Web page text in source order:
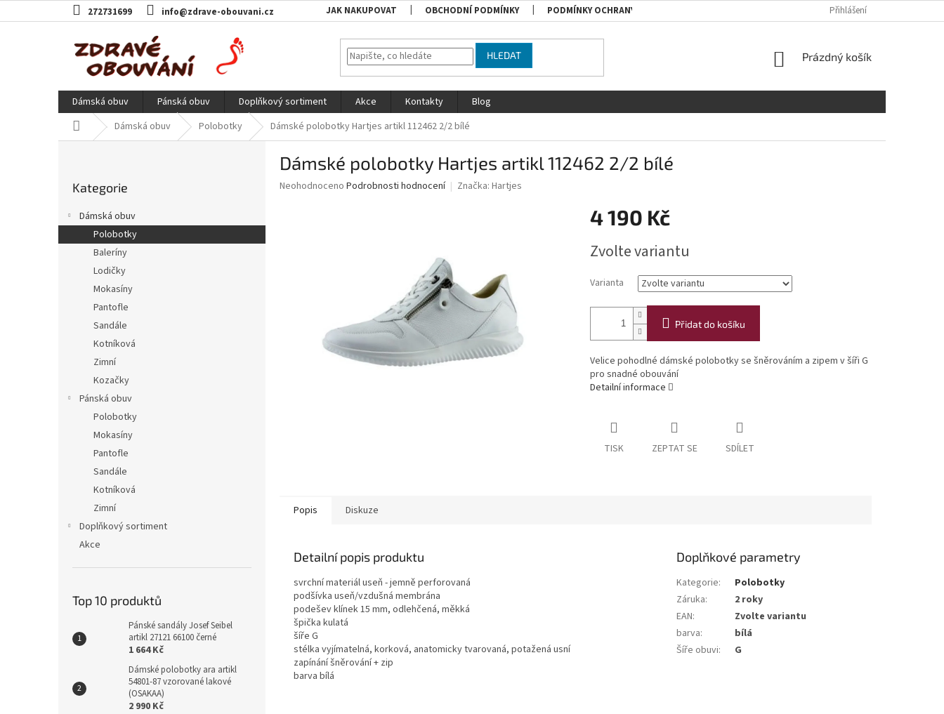
na
272731699 info@zdrave-obouvani.cz JAK NAKUPOVAT OBCHODNÍ PODMÍNKY PODMÍNKY OCHRANY OSOBNÍCH ÚDAJŮ RADY A DOPORUČENÍ TABULKA
Přihlášení
HLEDAT
NÁKUPNÍ
Prázdný košík
Dámská obuv Pánská obuv Doplňkový sortiment Akce Kontakty
Blog
Domů Dámská obuv Polobotky Dámské polobotky Hartjes artikl 112462 2/2 bílé
a
n
kategorie
Kategorie
Dámská obuv
Polobotky
Baleríny
Lodičky
Mokasíny
Pantofle
Sandále
Kotníková
Zimní
Kozačky
Pánská obuv
Polobotky
Mokasíny
Pantofle
Sandále
Kotníková
Zimní
Doplňkový sortiment
Akce
Top 10 produktů
Pánské sandály Josef Seibel
artikl 27121 66100 černé
1 664 Kč
Dámské polobotky ara artikl
54801-87 vzorované lakové
(OSAKAA)
2 990 Kč
Dámské polobotky Hartjes artikl 112462 2/2 bílé
Průměrné
Neohodnoceno Podrobnosti hodnocení Značka: Hartjes
4 190 Kč
cena:
Zvolte variantu
Varianta
Přidat do košíku
Velice pohodlné dámské polobotky se šněrováním a zipem v šíři G
pro snadné obouvání
Detailní informace
TISK ZEPTAT SE SDÍLET
Popis Diskuze
Detailní popis produktu
svrchní materiál useň - jemně perforovaná
podšívka useň/vzdušná membrána
podešev klínek 15 mm, odlehčená, měkká
špička kulatá
šíře G
stélka vyjímatelná, korková, anatomicky tvarovaná, potažená usní
zapínání šněrování + zip
barva bílá
Doplňkové parametry
Kategorie:
Polobotky
Záruka:
2 roky
EAN:
Zvolte variantu
barva:
bílá
Šíře obuvi: G